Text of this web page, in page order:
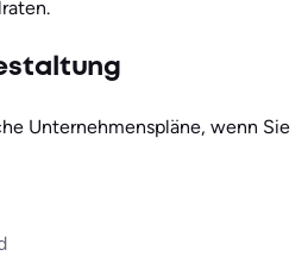
Unternehmenspläne, wenn Sie